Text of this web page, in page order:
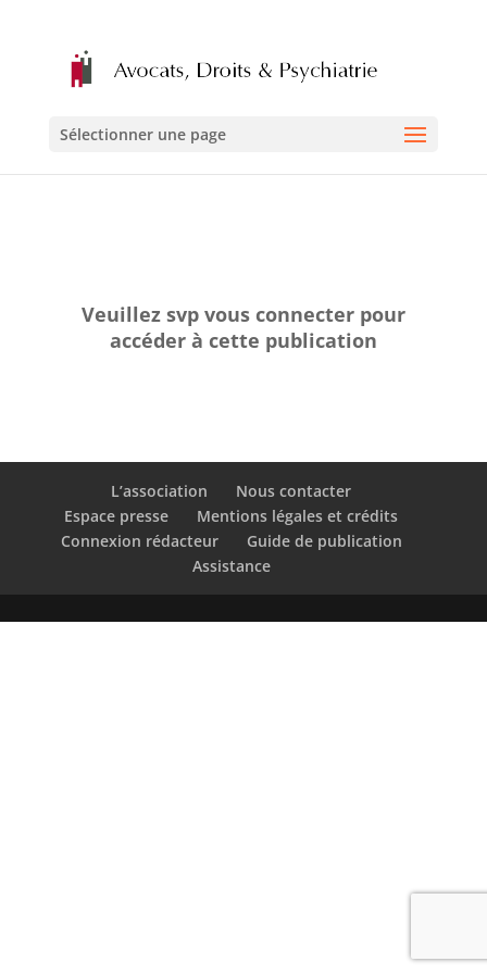
Sélectionner une page
Veuillez svp vous connecter pour
accéder à cette publication
L’association
Nous contacter
Espace presse
Mentions légales et crédits
Connexion rédacteur
Guide de publication
Assistance